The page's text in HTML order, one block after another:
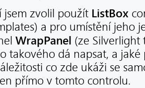
jsem zvolil použít ListBox
a pro umístění jeho
WrapPanel (ze Silverlight
takového dá napsat, a
co zde ukáži se
přímo v tomto controlu.